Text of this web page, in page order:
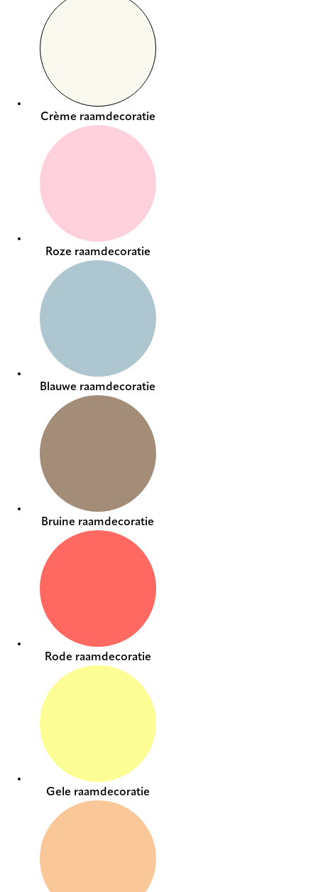
Crème raamdecoratie
Roze raamdecoratie
Blauwe raamdecoratie
Bruine raamdecoratie
Rode raamdecoratie
Gele raamdecoratie